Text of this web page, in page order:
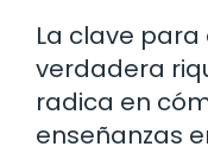
La clave
verdadera
radica en
enseñanzas